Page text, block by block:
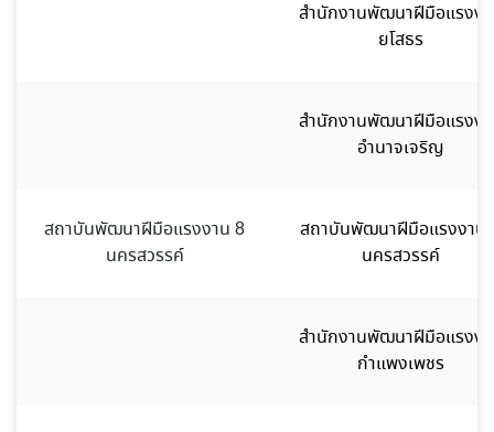
สำนักงานพัฒนาฝีมือแรงง
ยโสธร
สำนักงานพัฒนาฝีมือแรงง
อำนาจเจริญ
สถาบันพัฒนาฝีมือแรงงาน 8
นครสวรรค์
สถาบันพัฒนาฝีมือแรงงาน
นครสวรรค์
สำนักงานพัฒนาฝีมือแรงง
กำแพงเพชร